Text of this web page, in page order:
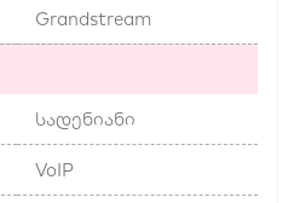
Grandstream
სადენიანი
VoIP